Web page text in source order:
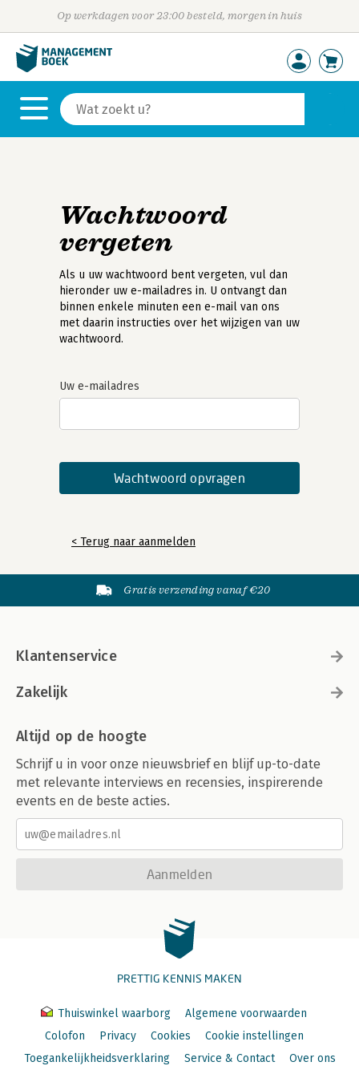
Op werkdagen voor 23:00 besteld, morgen in huis
Wachtwoord
vergeten
Als u uw wachtwoord bent vergeten, vul dan
hieronder uw e-mailadres in. U ontvangt dan
binnen enkele minuten een e-mail van ons
met daarin instructies over het wijzigen van uw
wachtwoord.
Uw e-mailadres
< Terug naar aanmelden
Gratis verzending vanaf €20
Klantenservice
Zakelijk
Altijd op de hoogte
Schrijf u in voor onze nieuwsbrief en blijf up-to-date
met relevante interviews en recensies, inspirerende
events en de beste acties.
Aanmelden
PRETTIG KENNIS MAKEN
Thuiswinkel waarborg
Algemene voorwaarden
Colofon
Privacy Cookies
Cookie instellingen
Toegankelijkheidsverklaring
Service & Contact Over ons